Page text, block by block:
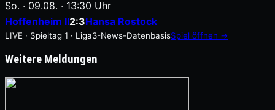
So. · 09.08. · 13:30 Uhr
Hoffenheim II2:3Hansa Rostock
LIVE · Spieltag 1 · Liga3-News-DatenbasisSpiel öffnen →
Weitere Meldungen